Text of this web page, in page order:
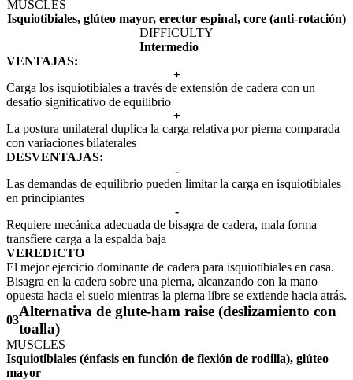
MUSCLES
Isquiotibiales, glúteo mayor, erector espinal, core (anti-rotación)
DIFFICULTY
Intermedio
VENTAJAS:
+
Carga los isquiotibiales a través de extensión de cadera con un
desafío significativo de equilibrio
+
La postura unilateral duplica la carga relativa por pierna comparada
con variaciones bilaterales
DESVENTAJAS:
-
Las demandas de equilibrio pueden limitar la carga en isquiotibiales
en principiantes
-
Requiere mecánica adecuada de bisagra de cadera, mala forma
transfiere carga a la espalda baja
VEREDICTO
El mejor ejercicio dominante de cadera para isquiotibiales en casa.
Bisagra en la cadera sobre una pierna, alcanzando con la mano
opuesta hacia el suelo mientras la pierna libre se extiende hacia atrás.
03
Alternativa de glute-ham raise (deslizamiento con
toalla)
MUSCLES
Isquiotibiales (énfasis en función de flexión de rodilla), glúteo
mayor